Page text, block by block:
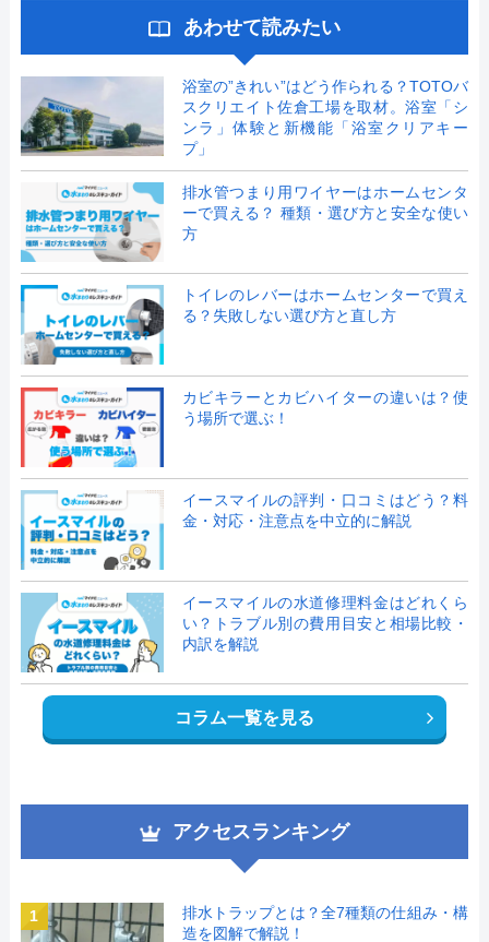
あわせて読みたい
浴室の”きれい”はどう作られる？TOTOバ
スクリエイト佐倉工場を取材。浴室「シ
ンラ」体験と新機能「浴室クリアキー
プ」
排水管つまり用ワイヤーはホームセンタ
ーで買える？ 種類・選び方と安全な使い
方
トイレのレバーはホームセンターで買え
る？失敗しない選び方と直し方
カビキラーとカビハイターの違いは？使
う場所で選ぶ！
イースマイルの評判・口コミはどう？料
金・対応・注意点を中立的に解説
イースマイルの水道修理料金はどれくら
い？トラブル別の費用目安と相場比較・
内訳を解説
コラム一覧を見る
アクセスランキング
1
排水トラップとは？全7種類の仕組み・構
造を図解で解説！